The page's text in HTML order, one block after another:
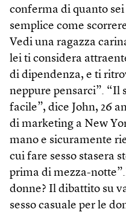
conferma di quanto
semplice come
Vedi una ragazza
lei ti considera
di dipendenza, e ti
neppure pensarci”. “Il
facile”, dice John, 26
di marketing a New
mano e sicuramente
cui fare sesso stasera
prima di mezza-
donne? Il dibattito su
sesso casuale per le